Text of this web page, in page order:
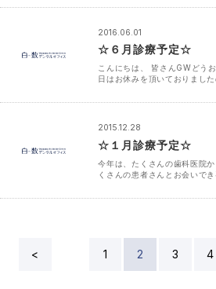
かれますか？私は、人の多い所
2016.06.01
☆６月診療予定☆
こんにちは、 皆さんGWどう
日はお休みを頂いておりまし
去年、地元に出来たカフェに
2015.12.28
☆１月診療予定☆
今年は、たくさんの歯科医院
くさんの患者さんとお会いで
長く噛んでいただけるように
< 1 2 3 4